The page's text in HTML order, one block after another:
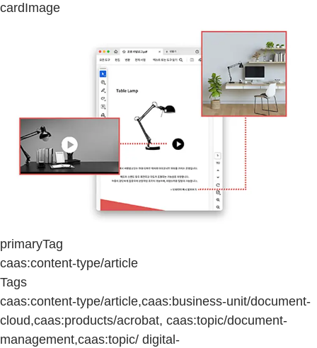
cardImage
primaryTag
caas:content-type/article
Tags
caas:content-type/article,caas:business-unit/document-
cloud,caas:products/acrobat, caas:topic/document-
management,caas:topic/ digital-